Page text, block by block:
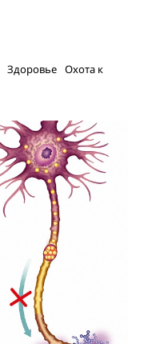
Здоровье Охота к